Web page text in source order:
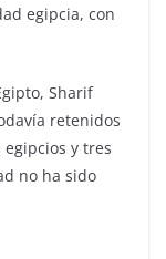
egipcia, con
Sharif
retenidos
y tres
no ha sido